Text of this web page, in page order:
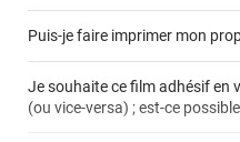
article
Puis-je faire imprimer mon
personnaliser
Je souhaite ce film adhésif en
(ou vice-versa) ; est-ce